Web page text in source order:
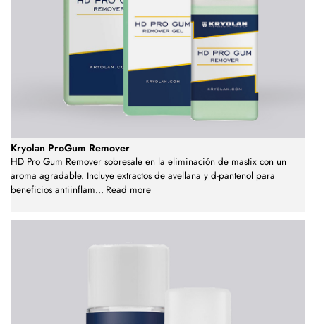
Kryolan ProGum Remover
HD Pro Gum Remover sobresale en la eliminación de mastix con un
aroma agradable. Incluye extractos de avellana y d-pantenol para
beneficios antiinflam... Read more